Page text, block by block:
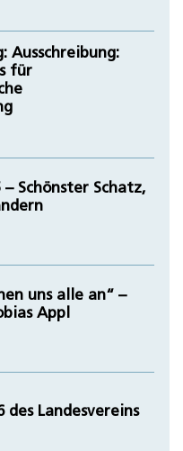
Ausschreibung:
für
– Schönster Schatz,
uns alle an“ –
Appl
des Landesvereins